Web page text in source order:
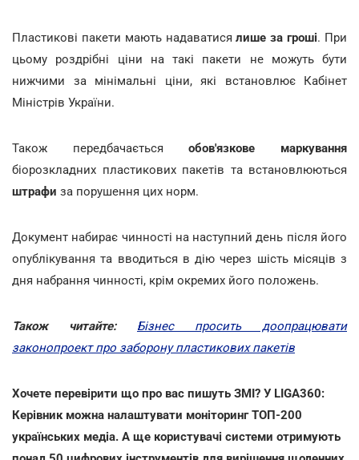
Пластикові пакети мають надаватися лише за гроші. При
цьому роздрібні ціни на такі пакети не можуть бути
нижчими за мінімальні ціни, які встановлює Кабінет
Міністрів України.
Також передбачається обов'язкове маркування
біорозкладних пластикових пакетів та встановлюються
штрафи за порушення цих норм.
Документ набирає чинності на наступний день після його
опублікування та вводиться в дію через шість місяців з
дня набрання чинності, крім окремих його положень.
Також читайте: Бізнес просить доопрацювати
законопроект про заборону пластикових пакетів
Хочете перевірити що про вас пишуть ЗМІ? У LIGA360:
Керівник можна налаштувати моніторинг ТОП-200
українських медіа. А ще користувачі системи отримують